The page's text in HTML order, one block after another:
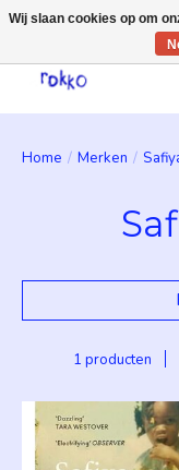
Home / Merken /
1 producten
Wij slaan cookies op om